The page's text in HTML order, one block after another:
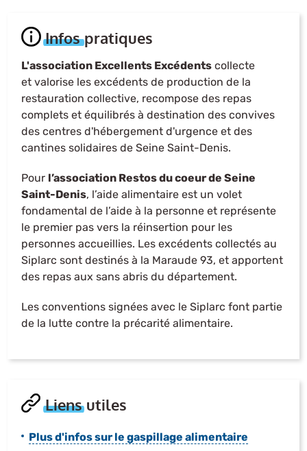
Infos pratiques
L'association Excellents Excédents collecte
et valorise les excédents de production de la
restauration collective, recompose des repas
complets et équilibrés à destination des convives
des centres d'hébergement d'urgence et des
cantines solidaires de Seine Saint-Denis.
Pour l’association Restos du coeur de Seine
Saint-Denis, l’aide alimentaire est un volet
fondamental de l’aide à la personne et représente
le premier pas vers la réinsertion pour les
personnes accueillies. Les excédents collectés au
Siplarc sont destinés à la Maraude 93, et apportent
des repas aux sans abris du département.
Les conventions signées avec le Siplarc font partie
de la lutte contre la précarité alimentaire.
Liens utiles
Plus d'infos sur le gaspillage alimentaire